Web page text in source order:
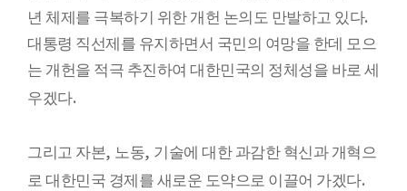
년 체제를 극복하기 위한 개헌 논의도 만발하고 있다.
대통령 직선제를 유지하면서 국민의 여망을 한데 모으
는 개헌을 적극 추진하여 대한민국의 정체성을 바로 세
우겠다.
그리고 자본, 노동, 기술에 대한 과감한 혁신과 개혁으
로 대한민국 경제를 새로운 도약으로 이끌어 가겠다.